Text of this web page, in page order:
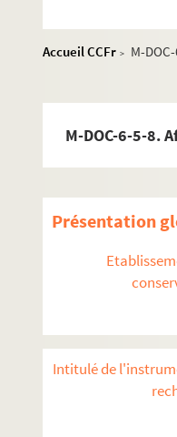
Accueil CCFr >
M-
M-DOC-6-5-8.
Présentation
Intitulé de
M-BRO.
M-DOC.
M-DOC-1.
M-DOC-2.
M-DOC-3.
M-DOC-4.
M-DOC-5.
M-DOC-6.
M-DOC-
M-DOC-
M-DOC-